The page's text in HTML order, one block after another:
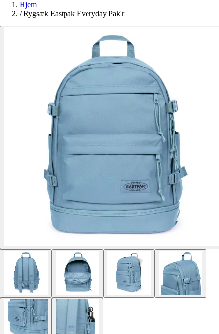
Hjem
/ Rygsæk Eastpak Everyday Pak'r